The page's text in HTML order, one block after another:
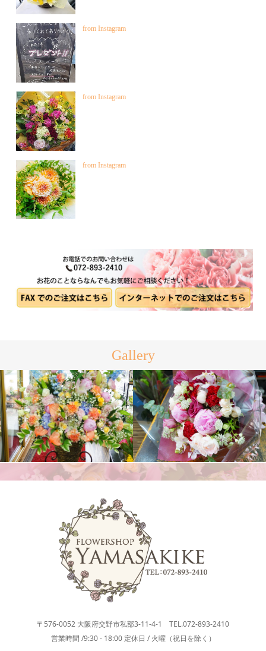
from Instagram
from Instagram
from Instagram
Gallery
スタンド花
花束
〒576-0052 大阪府交野市私部3-11-4-1 TEL.072-893-2410
営業時間 /9:30 - 18:00 定休日 / 火曜（祝日を除く）